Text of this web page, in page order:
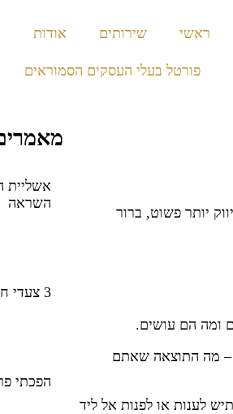
ראשי שירותים אודות
פורטל בעלי העסקים הסמוראים
יותר פשוט, ברור
ומה הם עושים.
– מה התוצאה שאתם
לענות או לפנות אל ליד
השראה
3 צעדי חובה לשיפור השיווק - איך הופכים שיווק מעיק ליעיל
הפכתי